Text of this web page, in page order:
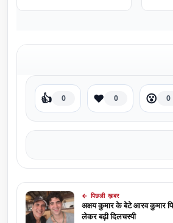
👍 0 ❤️ 0 😮 0
← पिछली ख़बर
अक्षय कुमार के बेटे आरव कुमार
लेकर बढ़ी दिलचस्पी